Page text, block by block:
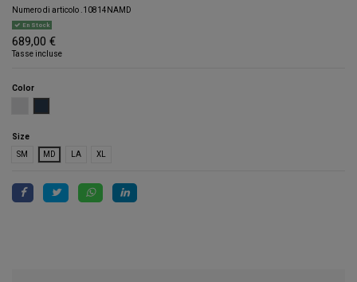
Numero di articolo .10814NAMD
En Stock
689,00 €
Tasse incluse
Color
Size
SM
MD LA XL